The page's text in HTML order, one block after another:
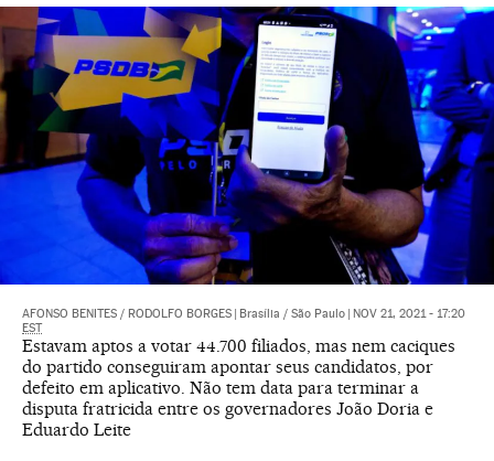
AFONSO BENITES / RODOLFO BORGES Brasília / São Paulo
NOV 21, 2021 - 17:20
EST
Estavam aptos a votar 44.700 filiados, mas nem caciques
do partido conseguiram apontar seus candidatos, por
defeito em aplicativo. Não tem data para terminar a
disputa fratricida entre os governadores João Doria e
Eduardo Leite